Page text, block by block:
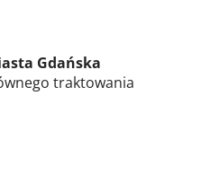
Gdańska
traktowania